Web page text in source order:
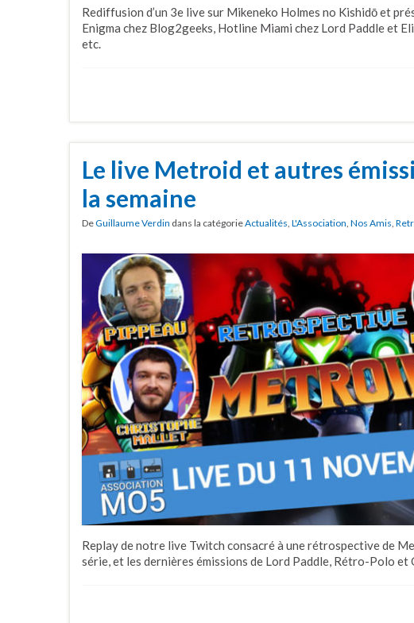
Rediffusion d’un 3e live sur Mikeneko Holmes no Kishidō et
Enigma chez Blog2geeks, Hotline Miami chez Lord Paddle et
etc.
Le live Metroid et autres
la semaine
DeGuillaume Verdin dans la catégorieActualités, L'Association, Nos Amis,
Replay de notre live Twitch consacré à une rétrospective de
série, et les dernières émissions de Lord Paddle, Rétro-Polo